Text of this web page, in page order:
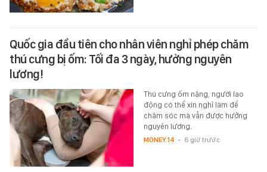
Quốc gia đầu tiên cho nhân viên nghỉ phép chăm
thú cưng bị ốm: Tối đa 3 ngày, hưởng nguyên
lương!
Thú cưng ốm nặng, người lao
động có thể xin nghỉ làm để
chăm sóc mà vẫn được hưởng
nguyên lương.
MONEY.14 - 6 giờ trước